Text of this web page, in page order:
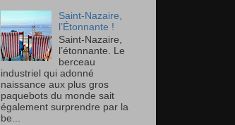
Saint-Nazaire,
l’Étonnante !
Saint-Nazaire,
l’étonnante. Le
berceau
industriel qui adonné
naissance aux plus gros
paquebots du monde sait
également surprendre par la
be...